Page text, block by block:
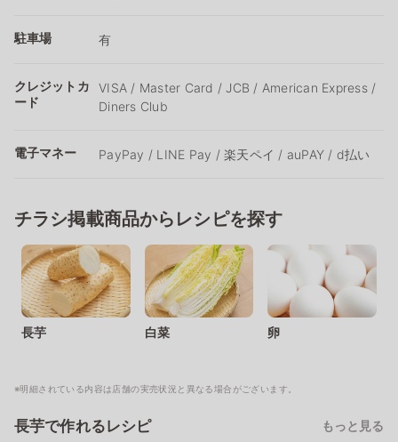
駐車場 有
クレジットカ
ード
VISA / Master Card / JCB / American Express /
Diners Club
電子マネー PayPay / LINE Pay / 楽天ペイ / auPAY / d払い
チラシ掲載商品からレシピを探す
長芋 白菜 卵
※明細されている内容は店舗の実売状況と異なる場合がございます。
長芋で作れるレシピ もっと見る